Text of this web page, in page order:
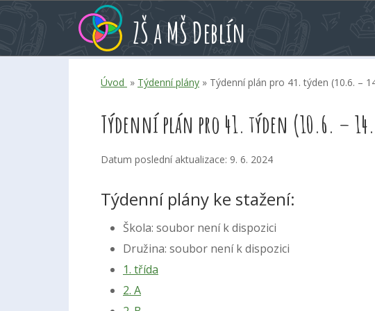
obsah
volby
akcí
ZŠ a MŠ Deblín
Úvod » Týdenní plány » Týdenní plán pro 41. týden (10.6. –
Týdenní plán pro 41. týden (10.6. –
Datum poslední aktualizace: 9. 6. 2024
Týdenní plány ke stažení:
Škola: soubor není k dispozici
Družina: soubor není k dispozici
1. třída
2. A